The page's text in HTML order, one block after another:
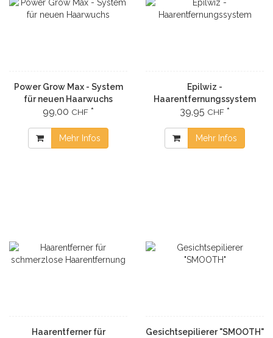
Power Grow Max - System
für neuen Haarwuchs
99,00 CHF *
Mehr Infos
Epilwiz -
Haarentfernungssystem
39,95 CHF *
Mehr Infos
Haarentferner für
Gesichtsepilierer "SMOOTH"